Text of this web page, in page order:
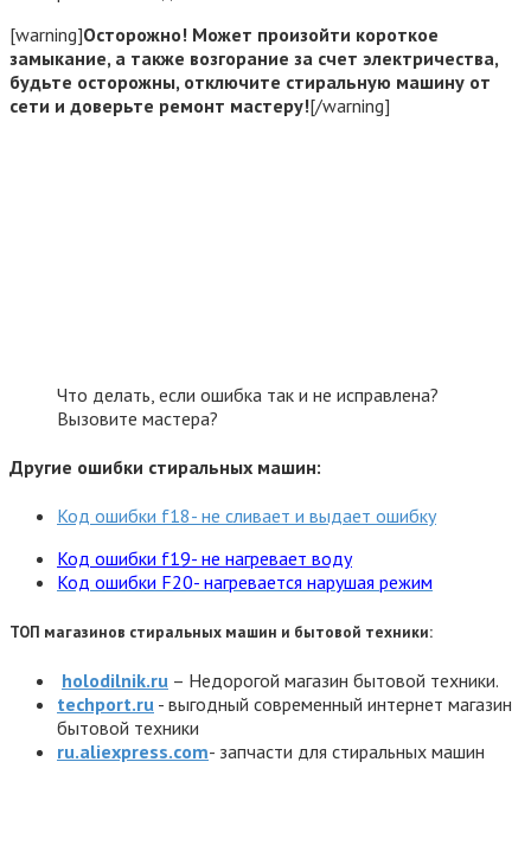
[warning]Осторожно! Может произойти короткое
замыкание, а также возгорание за счет электричества,
будьте осторожны, отключите стиральную машину от
сети и доверьте ремонт мастеру![/warning]
Что делать, если ошибка так и не исправлена?
Вызовите мастера?
Другие ошибки стиральных машин:
Код ошибки f18- не сливает и выдает ошибку
Код ошибки f19- не нагревает воду
Код ошибки F20- нагревается нарушая режим
ТОП магазинов стиральных машин и бытовой техники:
holodilnik.ru – Недорогой магазин бытовой техники.
techport.ru - выгодный современный интернет магазин
бытовой техники
ru.aliexpress.com- запчасти для стиральных машин